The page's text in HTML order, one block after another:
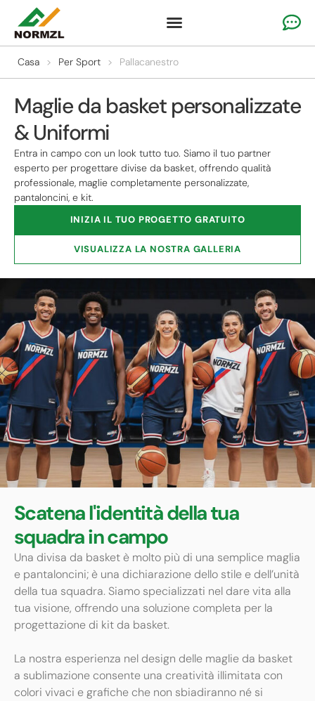
Casa > Per Sport > Pallacanestro
Maglie da basket personalizzate
& Uniformi
Entra in campo con un look tutto tuo. Siamo il tuo partner
esperto per progettare divise da basket, offrendo qualità
professionale, maglie completamente personalizzate,
pantaloncini, e kit.
INIZIA IL TUO PROGETTO GRATUITO
VISUALIZZA LA NOSTRA GALLERIA
Scatena l'identità della tua
squadra in campo
Una divisa da basket è molto più di una semplice maglia
e pantaloncini; è una dichiarazione dello stile e dell’unità
della tua squadra. Siamo specializzati nel dare vita alla
tua visione, offrendo una soluzione completa per la
progettazione di kit da basket.
La nostra esperienza nel design delle maglie da basket
a sublimazione consente una creatività illimitata con
colori vivaci e grafiche che non sbiadiranno né si